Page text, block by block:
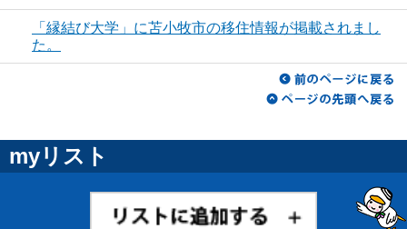
「縁結び大学」に苫小牧市の移住情報が掲載されまし
た。
myリスト